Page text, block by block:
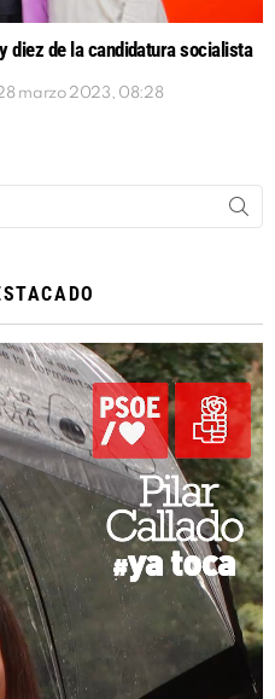
diez de la candidatura socialista
marzo 2023, 08:28